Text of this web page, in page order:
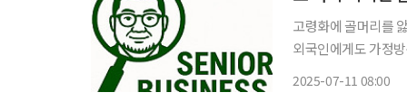
고령화에 골머리를
외국인에게도 가정
2025-07-11 08:00